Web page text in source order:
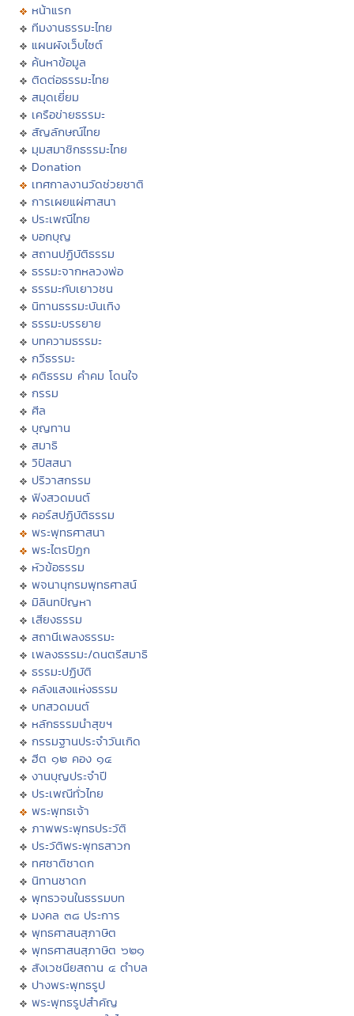
หน้าแรก
ทีมงานธรรมะไทย
แผนผังเว็บไซต์
ค้นหาข้อมูล
ติดต่อธรรมะไทย
สมุดเยี่ยม
เครือข่ายธรรมะ
สัญลักษณ์ไทย
มุมสมาชิกธรรมะไทย
Donation
เทศกาลงานวัดช่วยชาติ
การเผยแผ่ศาสนา
ประเพณีไทย
บอกบุญ
สถานปฏิบัติธรรม
ธรรมะจากหลวงพ่อ
ธรรมะกับเยาวชน
นิทานธรรมะบันเทิง
ธรรมะบรรยาย
บทความธรรมะ
กวีธรรมะ
คติธรรม คำคม โดนใจ
กรรม
ศีล
บุญทาน
สมาธิ
วิปัสสนา
ปริวาสกรรม
ฟังสวดมนต์
คอร์สปฏิบัติธรรม
พระพุทธศาสนา
พระไตรปิฏก
หัวข้อธรรม
พจนานุกรมพุทธศาสน์
มิลินทปัญหา
เสียงธรรม
สถานีเพลงธรรมะ
เพลงธรรมะ/ดนตรีสมาธิ
ธรรมะปฏิบัติ
คลังแสงแห่งธรรม
บทสวดมนต์
หลักธรรมนำสุขฯ
กรรมฐานประจำวันเกิด
ฮีต ๑๒ คอง ๑๔
งานบุญประจำปี
ประเพณีทั่วไทย
พระพุทธเจ้า
ภาพพระพุทธประวัติ
ประวัติพระพุทธสาวก
ทศชาติชาดก
นิทานชาดก
พุทธวจนในธรรมบท
มงคล ๓๘ ประการ
พุทธศาสนสุภาษิต
พุทธศาสนสุภาษิต ๖๒๑
สังเวชนียสถาน ๔ ตำบล
ปางพระพุทธรูป
พระพุทธรูปสำคัญ